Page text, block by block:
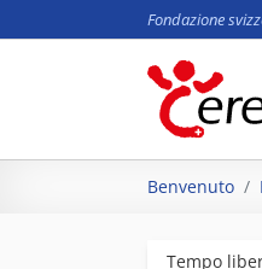
Fondazione
Benvenuto
Tempo